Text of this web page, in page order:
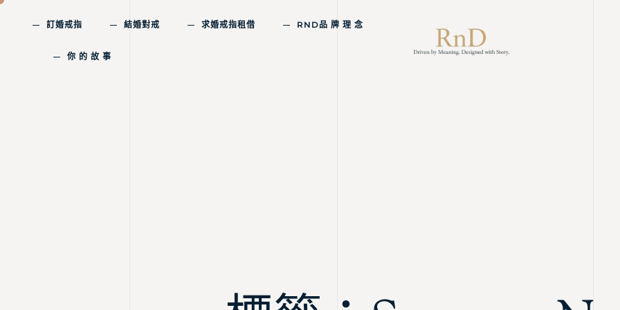
訂婚戒指 結婚對戒 求婚戒指租借 RND品 牌 理 念
你 的 故 事